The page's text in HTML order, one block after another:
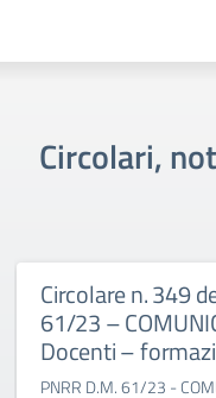
Circolari,
Circolare n. 349
61/23 –
Docenti –
PNRR D.M. 61/23 -